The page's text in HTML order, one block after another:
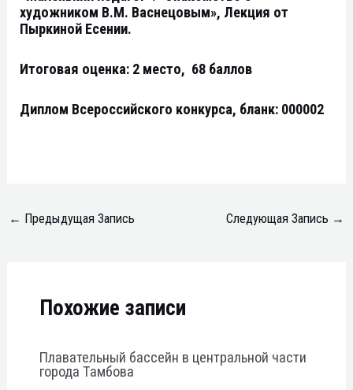
художником В.М. Васнецовым», Лекция от
Пыркиной Есении.
Итоговая оценка: 2 место, 68 баллов
Диплом Всероссийского конкурса, бланк: 000002
← Предыдущая Запись Следующая Запись →
Похожие записи
Плавательный бассейн в центральной части
города Тамбова